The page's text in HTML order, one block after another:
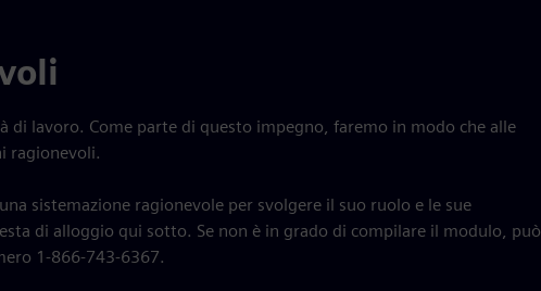
di lavoro. Come parte di questo impegno, faremo in modo che alle
ragionevoli.
sistemazione ragionevole per svolgere il suo ruolo e le sue
di alloggio qui sotto. Se non è in grado di compilare il modulo, può
1-866-743-6367.